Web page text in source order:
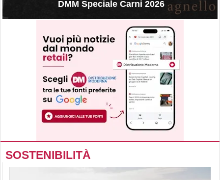
DMM Speciale Carni 2026
SOSTENIBILITÀ